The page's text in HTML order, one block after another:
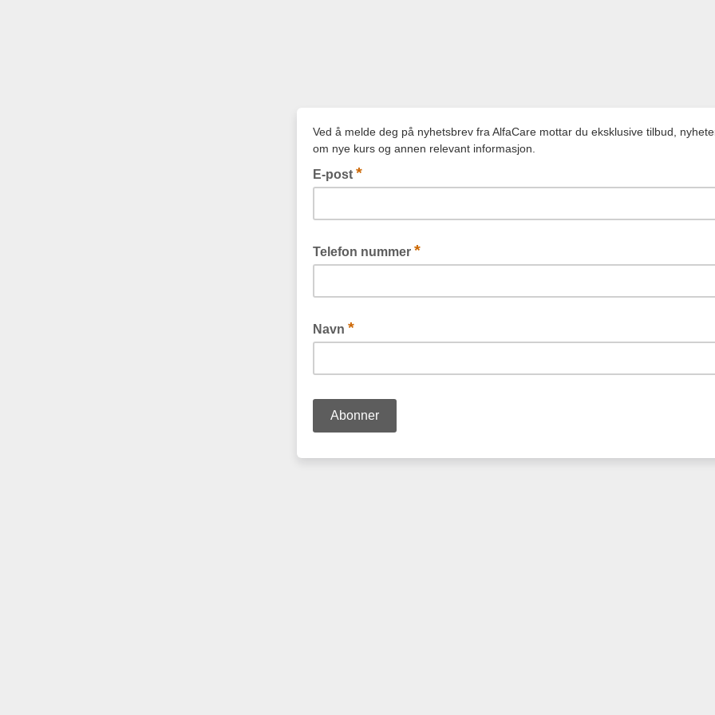
Ved å melde deg på nyhetsbrev fra AlfaCare mottar du eksklusive tilbud,
om nye kurs og annen relevant informasjon.
E-post *
Telefon nummer *
Navn *